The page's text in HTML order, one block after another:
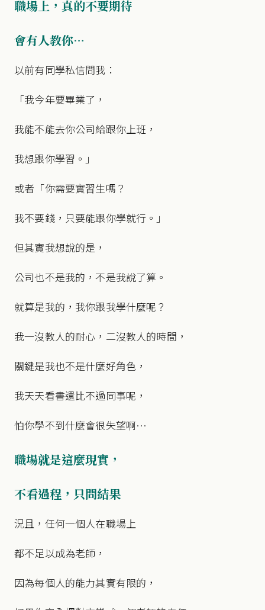
職場上，真的不要期待
會有人教你…
以前有同學私信問我：
「我今年要畢業了，
我能不能去你公司給跟你上班，
我想跟你學習。」
或者「你需要實習生嗎？
我不要錢，只要能跟你學就行。」
但其實我想說的是，
公司也不是我的，不是我說了算。
就算是我的，我你跟我學什麼呢？
我一沒教人的耐心，二沒教人的時間，
關鍵是我也不是什麼好角色，
我天天看書還比不過同事呢，
怕你學不到什麼會很失望啊…
職場就是這麼現實，
不看過程，只問結果
況且，任何一個人在職場上
都不足以成為老師，
因為每個人的能力其實有限的，